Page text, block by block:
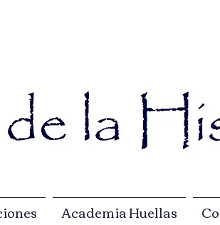
Academia Huellas